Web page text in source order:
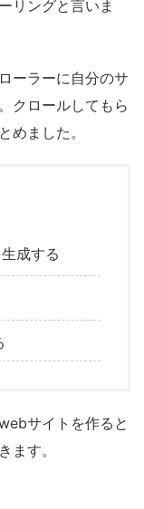
リングと言いま
ーラーに自分のサ
クロールしてもら
めました。
成する
サイトを作ると
ます。